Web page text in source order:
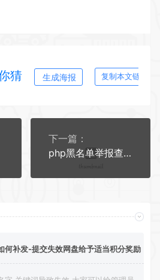
猜 生成海报 复制本文链接
下一篇：
php黑名单举报查询系统源码
何补发-提交失效网盘给予适当积分奖励